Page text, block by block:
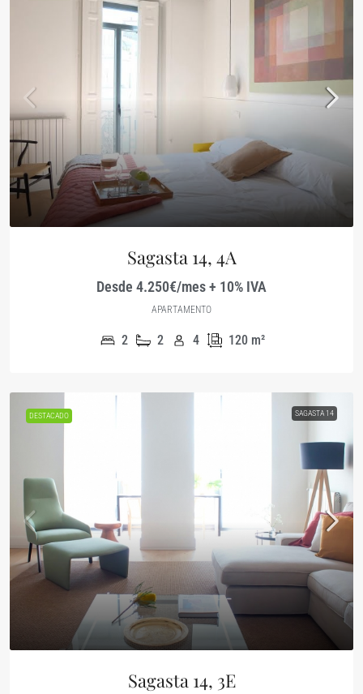
Sagasta 14, 4A
Desde 4.250€/mes + 10% IVA
APARTAMENTO
2 2 4 120 m²
DESTACADO SAGASTA 14
Sagasta 14, 3E